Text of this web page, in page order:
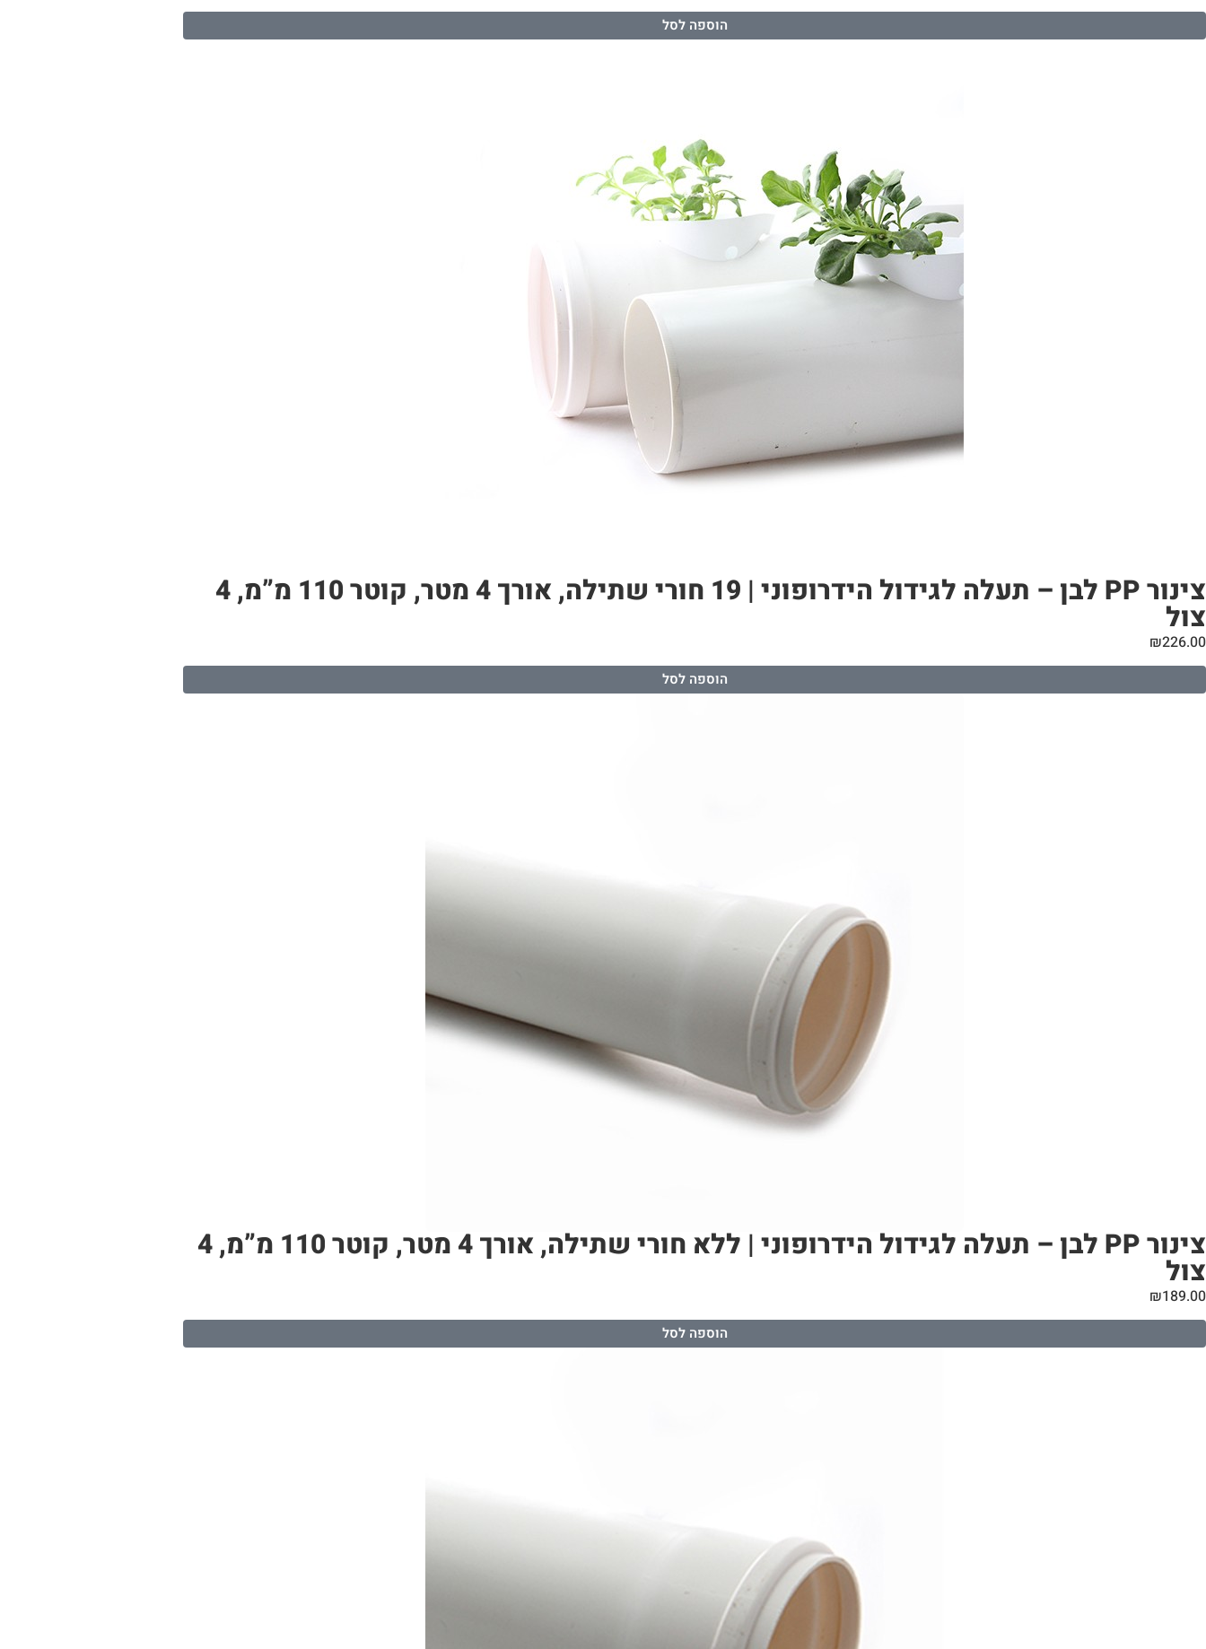
הוספה לסל
צינור PP לבן – תעלה לגידול הידרופוני | 19 חורי שתילה, אורך 4 מטר, קוטר 110 מ”מ, 4
צול
₪226.00
הוספה לסל
צינור PP לבן – תעלה לגידול הידרופוני | ללא חורי שתילה, אורך 4 מטר, קוטר 110 מ”מ, 4
צול
₪189.00
הוספה לסל